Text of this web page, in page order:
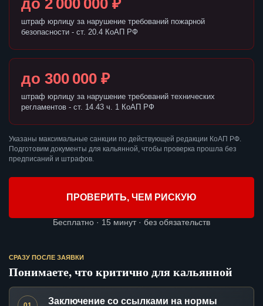
до 2 000 000 ₽
штраф юрлицу за нарушение требований пожарной
безопасности - ст. 20.4 КоАП РФ
до 300 000 ₽
штраф юрлицу за нарушение требований технических
регламентов - ст. 14.43 ч. 1 КоАП РФ
Указаны максимальные санкции по действующей редакции КоАП РФ.
Подготовим документы для кальянной, чтобы проверка прошла без
предписаний и штрафов.
ПРОВЕРИТЬ, ЧЕМ РИСКУЮ
Бесплатно · 15 минут · без обязательств
СРАЗУ ПОСЛЕ ЗАЯВКИ
Понимаете, что критично для кальянной
Заключение со ссылками на нормы